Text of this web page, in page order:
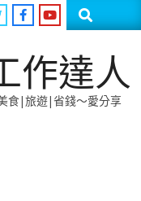
Search
作達人
食|旅遊|省錢～愛分享